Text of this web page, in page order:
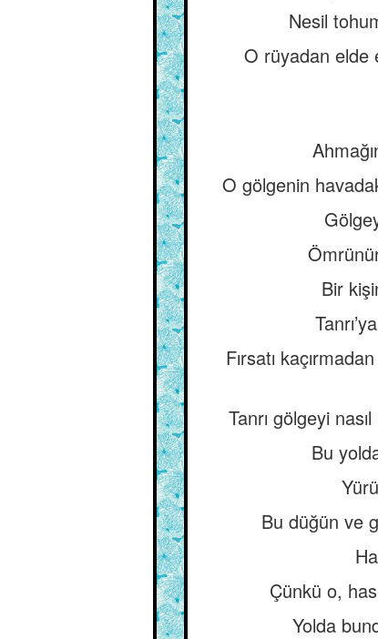
Nesil
O rüyadan elde
O gölgenin
Bir
Fırsatı
Tanrı gölgeyi
Bu
Bu düğün ve
Çünkü o,
Yolda